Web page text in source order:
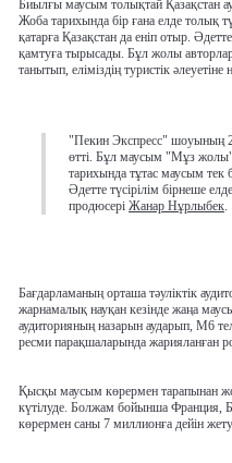
Биылғы маусым толықтай Қазақстан
Жоба тарихында бір ғана елде толық
қатарға Қазақстан да еніп отыр.
қамтуға тырысады. Бұл жолы
танытып, еліміздің туристік әлеуетіне
"Пекин Экспресс" шоуының
өтті. Бұл маусым "Мұз
тарихында тұтас маусым тек
Әдетте түсірілім бірнеше
продюсері Жанар Нұрлыбек
Бағдарламаның орташа тәуліктік
жарнамалық науқан кезінде жаңа
аудиторияның назарын аударып, M6
ресми парақшаларында жарияланған
Қысқы маусым көрермен тарапынан
күтілуде. Болжам бойынша Франция,
көрермен саны 7 миллионға дейін